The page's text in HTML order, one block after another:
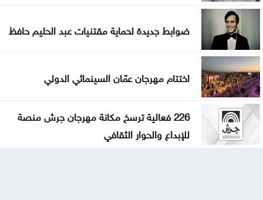
ضوابط جديدة لحماية مقتنيات عبد الحليم حافظ
اختتام مهرجان عمّان السينمائي الدولي
226 فعالية ترسخ مكانة مهرجان جرش منصة
للإبداع والحوار الثقافي